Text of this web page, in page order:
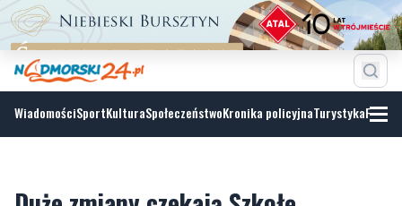
WiadomościSportKulturaSpołeczeństwoKronika policyjnaTurystyka